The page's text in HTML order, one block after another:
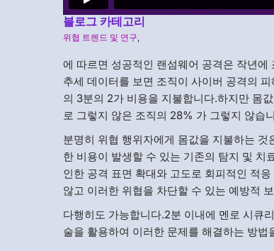
블로그 카테고리
위협 트렌드 및 연구,
에 따르면 성공적인 랜섬웨어 공격은 작년에
추세 데이터를 보면 조직이 사이버 공격의
의 3분의 2가 비용을 지불합니다.하지만 몸
로 그렇지 않은 조직의 28% 가 그렇지 않습
분명히 위협 행위자에게 몸값을 지불하는
한 비용이 발생할 수 있는 기존의 탐지 및 치
인한 공격 표면 확대와 고도로 회피적인 적
않고 이러한 위협을 차단할 수 있는 예방적
다행히도 가능합니다.2분 이내에 멘로 시큐
술을 활용하여 이러한 문제를 해결하는 방법